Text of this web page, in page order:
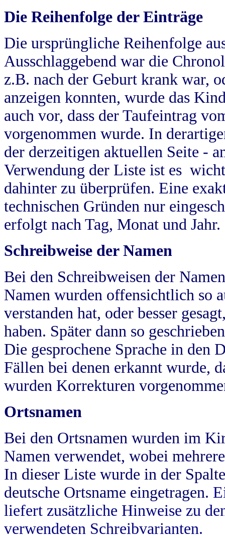
Die Reihenfolge der Einträge
Die ursprüngliche Reihenfolge
Ausschlaggebend war die
z.B. nach der Geburt krank war,
anzeigen konnten, wurde das
auch vor, dass der Taufeintrag
vorgenommen wurde. In
der derzeitigen aktuellen Seite -
Verwendung der Liste ist es
dahinter zu überprüfen. Eine
technischen Gründen nur
erfolgt nach Tag, Monat und Jahr.
Schreibweise der Namen
Bei den Schreibweisen der
Namen wurden offensichtlich so
verstanden hat, oder besser
haben. Später dann so
Die gesprochene Sprache in
Fällen bei denen erkannt wurde,
wurden Korrekturen
Ortsnamen
Bei den Ortsnamen wurden im
Namen verwendet, wobei
In dieser Liste wurde in der
deutsche Ortsname eingetragen.
liefert zusätzliche Hinweise zu
verwendeten Schreibvarianten.